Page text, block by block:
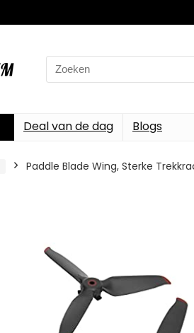
Search
for:
Deal van de dag Blogs
Paddle Blade Wing, Sterke